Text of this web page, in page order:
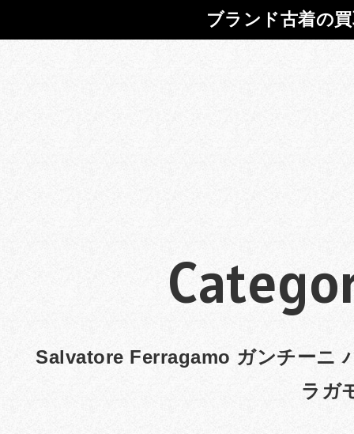
ブランド古着の
Salvatore Ferragamo ガンチーニ
ラガ